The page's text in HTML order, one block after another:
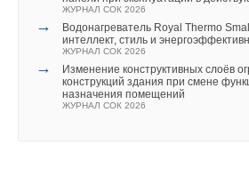
ЖУРНАЛ СОК 2026
→
Водонагреватель Royal Thermo
интеллект, стиль и
ЖУРНАЛ СОК 2026
→
Изменение конструктивных слоёв
конструкций здания при смене
назначения помещений
ЖУРНАЛ СОК 2026
Соколов Е.Я. Теплофикация и
СНиП 41-02–2003. Тепловые сети. —
СНиП 41-03–2003. Тепловая изоляция
трубопроводов. — М.: Госстрой
Интернет-портал АНО «Евразийская
«Проекты». Режим доступа:
10.12.2014.
.... Минуя все теоретические изыскания .....
А почему собственно? ))))) Ведь именно
же цикл Карно, на который ссылается автор,